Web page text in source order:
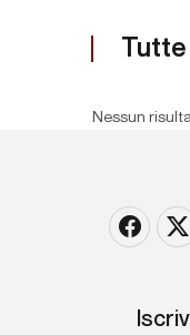
Tutte
Nessun